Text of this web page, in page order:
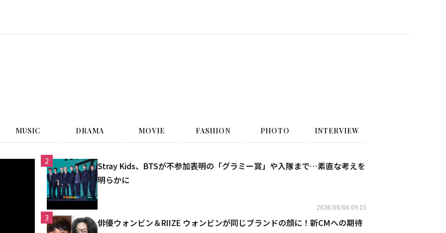
MUSIC DRAMA MOVIE FASHION PHOTO INTERVIEW
2
Stray Kids、BTSが不参加表明の「グラミー賞」や入隊まで…素直な考えを
明らかに
2026/08/06 09:15
3
俳優ウォンビン＆RIIZE ウォンビンが同じブランドの顔に！新CMへの期待